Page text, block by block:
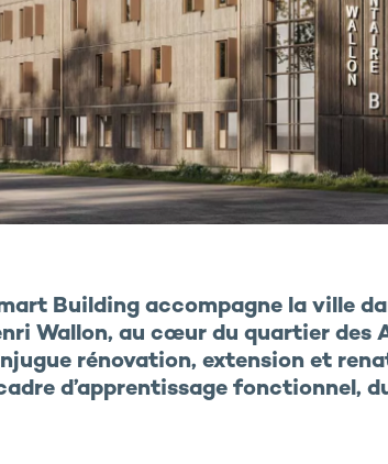
Building accompagne la ville
Wallon, au cœur du quartier des
rénovation, extension et
d’apprentissage fonctionnel,